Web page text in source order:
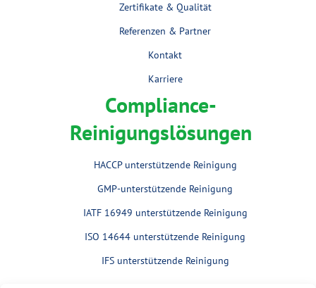
Zertifikate & Qualität
Referenzen & Partner
Kontakt
Karriere
Compliance-
Reinigungslösungen
HACCP unterstützende Reinigung
GMP-unterstützende Reinigung
IATF 16949 unterstützende Reinigung
ISO 14644 unterstützende Reinigung
IFS unterstützende Reinigung